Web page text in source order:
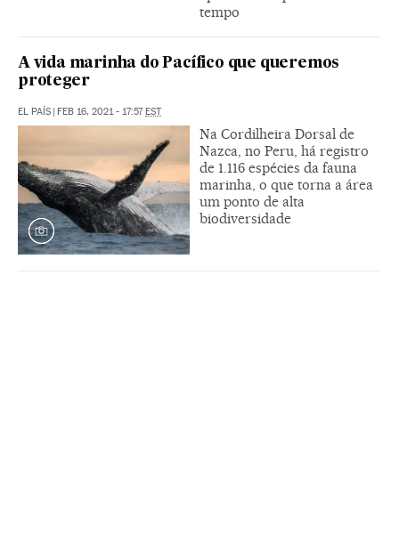
tempo
A vida marinha do Pacífico que queremos
proteger
EL PAÍS | FEB 16, 2021 - 17:57EST
Na Cordilheira Dorsal de
Nazca, no Peru, há registro
de 1.116 espécies da fauna
marinha, o que torna a área
um ponto de alta
biodiversidade